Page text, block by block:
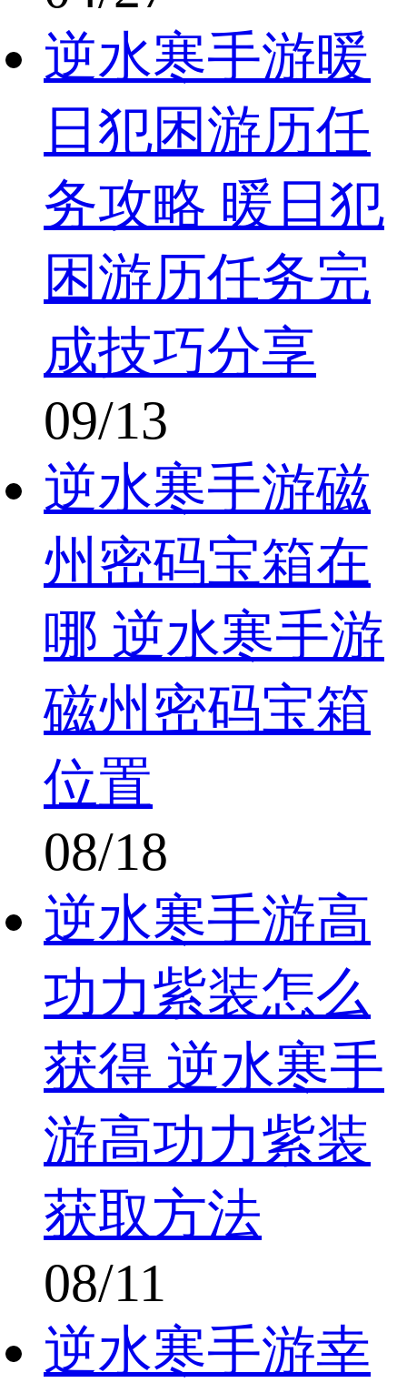
逆水寒手游暖
日犯困游历任
务攻略 暖日犯
困游历任务完
成技巧分享
09/13
逆水寒手游磁
州密码宝箱在
哪 逆水寒手游
磁州密码宝箱
位置
08/18
逆水寒手游高
功力紫装怎么
获得 逆水寒手
游高功力紫装
获取方法
08/11
逆水寒手游幸